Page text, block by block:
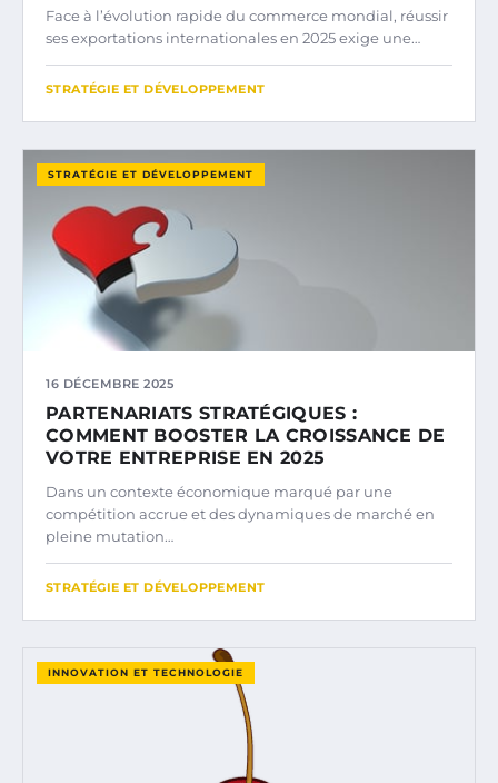
Face à l’évolution rapide du commerce mondial, réussir
ses exportations internationales en 2025 exige une…
STRATÉGIE ET DÉVELOPPEMENT
STRATÉGIE ET DÉVELOPPEMENT
16 DÉCEMBRE 2025
PARTENARIATS STRATÉGIQUES :
COMMENT BOOSTER LA CROISSANCE DE
VOTRE ENTREPRISE EN 2025
Dans un contexte économique marqué par une
compétition accrue et des dynamiques de marché en
pleine mutation…
STRATÉGIE ET DÉVELOPPEMENT
INNOVATION ET TECHNOLOGIE